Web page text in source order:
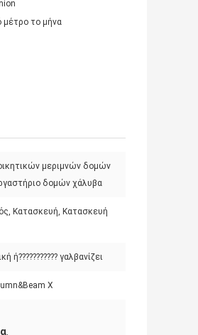
μέτρο το μήνα
μεριμνών δομών
δομών χάλυβα
Κατασκευή, Κατασκευή
ή??????????? γαλβανίζει
Χ
,